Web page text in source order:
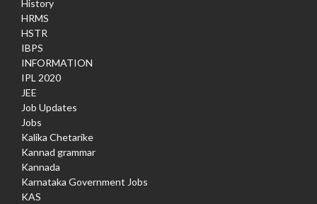
History
HRMS
HSTR
IBPS
INFORMATION
IPL 2020
JEE
Job Updates
Jobs
Kalika Chetarike
Kannad grammar
Kannada
Karnataka Government Jobs
KAS